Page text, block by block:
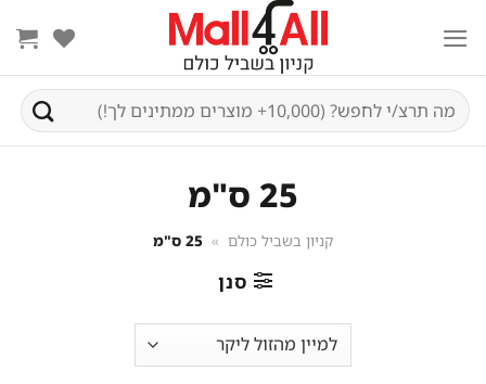
content
חיפוש
עבור:
25 ס"מ
קניון בשביל כולם » 25 ס"מ
סנן